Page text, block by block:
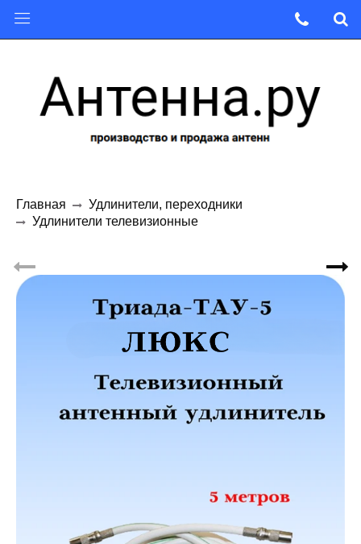
Главная
Удлинители, переходники
Удлинители телевизионные